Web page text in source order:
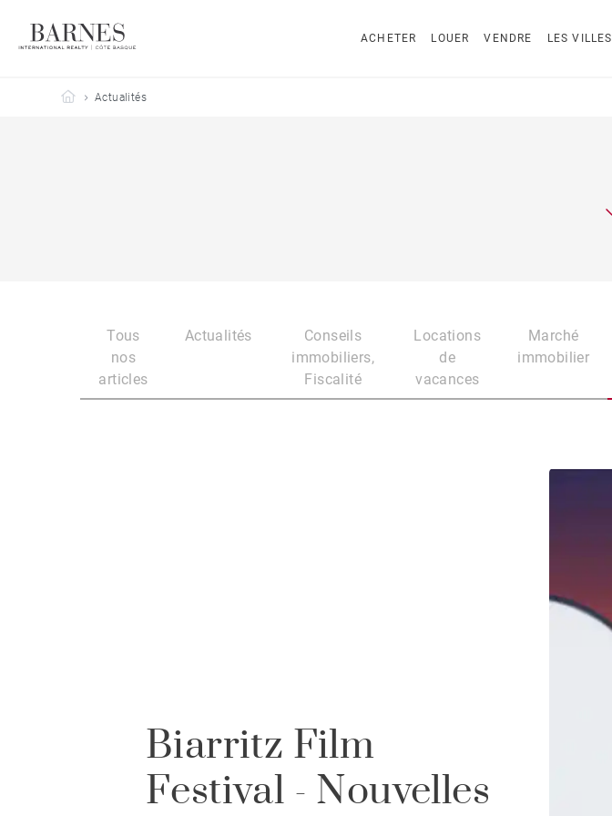
ACHETER LOUER VENDRE LES VILLES
Barnes Côte Basque
Actualités
Tous
nos
articles
Actualités
Conseils
immobiliers,
Fiscalité
Locations
de
vacances
Marché
immobilier
Biarritz Film
Festival - Nouvelles